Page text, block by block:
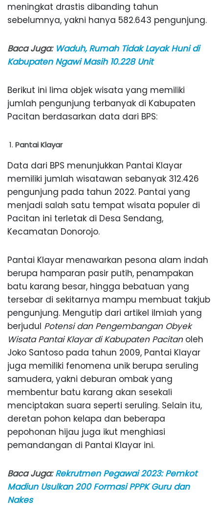
meningkat drastis dibanding tahun
sebelumnya, yakni hanya 582.643 pengunjung.
Baca Juga: Waduh, Rumah Tidak Layak Huni di
Kabupaten Ngawi Masih 10.228 Unit
Berikut ini lima objek wisata yang memiliki
jumlah pengunjung terbanyak di Kabupaten
Pacitan berdasarkan data dari BPS:
Pantai Klayar
Data dari BPS menunjukkan Pantai Klayar
memiliki jumlah wisatawan sebanyak 312.426
pengunjung pada tahun 2022. Pantai yang
menjadi salah satu tempat wisata populer di
Pacitan ini terletak di Desa Sendang,
Kecamatan Donorojo.
Pantai Klayar menawarkan pesona alam indah
berupa hamparan pasir putih, penampakan
batu karang besar, hingga bebatuan yang
tersebar di sekitarnya mampu membuat takjub
pengunjung. Mengutip dari artikel ilmiah yang
berjudul Potensi dan Pengembangan Obyek
Wisata Pantai Klayar di Kabupaten Pacitanoleh
Joko Santoso pada tahun 2009, Pantai Klayar
juga memiliki fenomena unik berupa seruling
samudera, yakni deburan ombak yang
membentur batu karang akan sesekali
menciptakan suara seperti seruling. Selain itu,
deretan pohon kelapa dan beberapa
pepohonan hijau juga ikut menghiasi
pemandangan di Pantai Klayar ini.
Baca Juga:Rekrutmen Pegawai 2023: Pemkot
Madiun Usulkan 200 Formasi PPPK Guru dan
Nakes